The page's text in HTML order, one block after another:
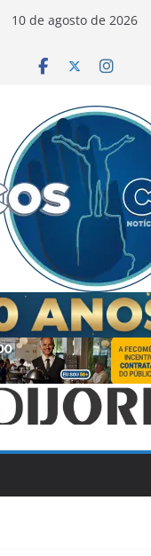
10 de agosto de 2026